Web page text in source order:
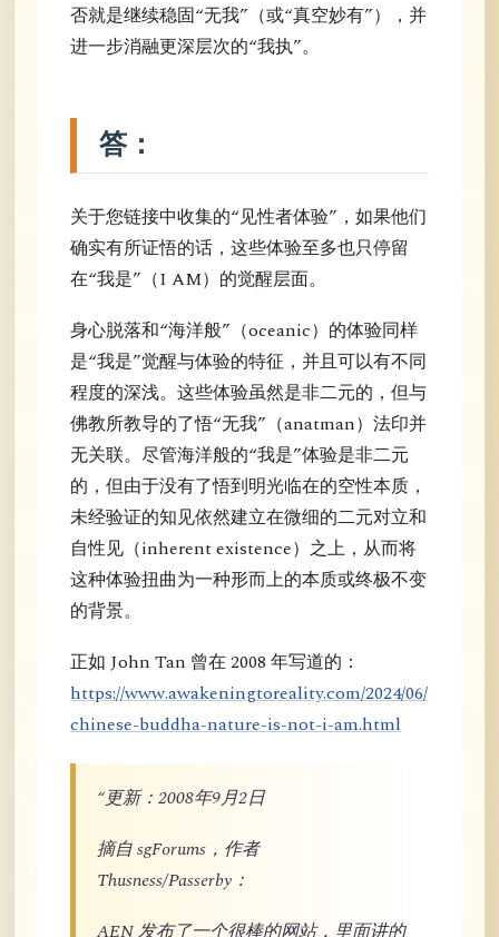
否就是继续稳固“无我”（或“真空妙有”），并
进一步消融更深层次的“我执”。
答：
关于您链接中收集的“见性者体验”，如果他们
确实有所证悟的话，这些体验至多也只停留
在“我是”（I AM）的觉醒层面。
身心脱落和“海洋般”（oceanic）的体验同样
是“我是”觉醒与体验的特征，并且可以有不同
程度的深浅。这些体验虽然是非二元的，但与
佛教所教导的了悟“无我”（anatman）法印并
无关联。尽管海洋般的“我是”体验是非二元
的，但由于没有了悟到明光临在的空性本质，
未经验证的知见依然建立在微细的二元对立和
自性见（inherent existence）之上，从而将
这种体验扭曲为一种形而上的本质或终极不变
的背景。
正如 John Tan 曾在 2008 年写道的：
https://www.awakeningtoreality.com/2024/06/
chinese-buddha-nature-is-not-i-am.html
“更新：2008年9月2日
摘自 sgForums，作者
Thusness/Passerby：
AEN 发布了一个很棒的网站，里面讲的